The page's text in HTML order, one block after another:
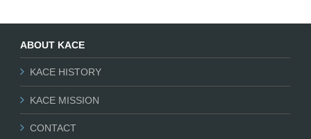
ABOUT KACE
KACE HISTORY
KACE MISSION
CONTACT